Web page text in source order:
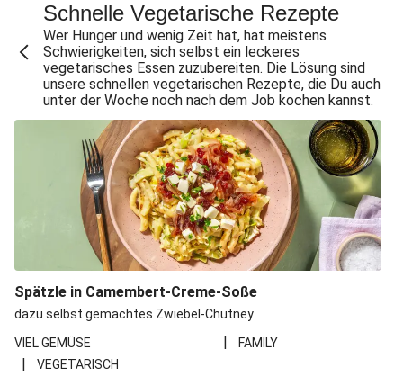
One Pan: Pikante Reispfanne nach Jambalaya-Art
Glasierter Bio-Halloumi mit Brokkoli
Glasierter Grillkäse mit Brokkoli
Fajita-Tacos mit selbst gemachter Salsa Roja & extra
Rauchige Spinat-Linsen-Pfanne
Schnelle Vegetarische Rezepte
Wer Hunger und wenig Zeit hat, hat meistens
Schwierigkeiten, sich selbst ein leckeres
vegetarisches Essen zuzubereiten. Die Lösung sind
unsere schnellen vegetarischen Rezepte, die Du auch
unter der Woche noch nach dem Job kochen kannst.
Spätzle in Camembert-Creme-Soße
dazu selbst gemachtes Zwiebel-Chutney
VIEL GEMÜSE
| FAMILY
|
VEGETARISCH